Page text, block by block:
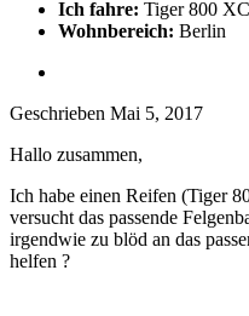
Ich fahre: Tiger 800 XC
Wohnbereich: Berlin
Geschrieben Mai 5, 2017
Hallo zusammen,
Ich habe einen Reifen (Tiger
versucht das passende
irgendwie zu blöd an das
helfen ?